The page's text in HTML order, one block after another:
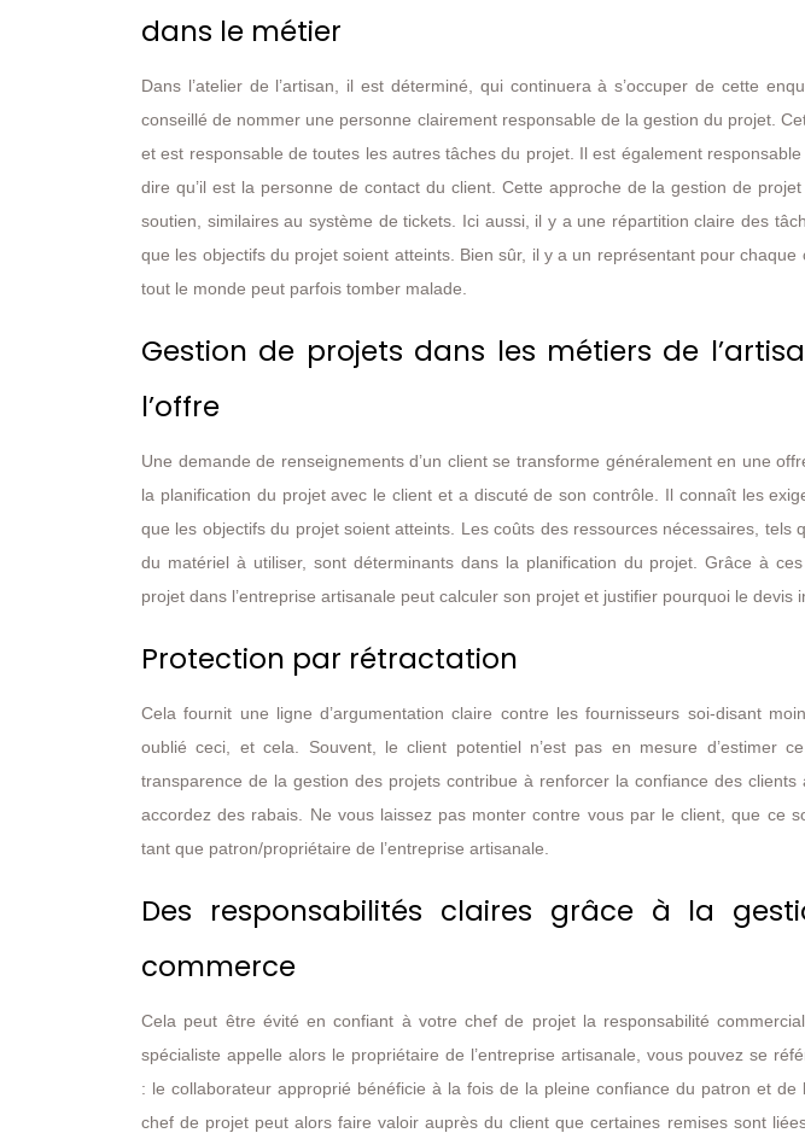
dans le métier
Dans l’atelier de l’artisan, il est déterminé, qui continuera à s’occuper de cette
conseillé de nommer une personne clairement responsable de la gestion du projet.
et est responsable de toutes les autres tâches du projet. Il est également
dire qu’il est la personne de contact du client. Cette approche de la gestion de
soutien, similaires au système de tickets. Ici aussi, il y a une répartition claire des
que les objectifs du projet soient atteints. Bien sûr, il y a un représentant pour
tout le monde peut parfois tomber malade.
Gestion de projets dans les métiers de
l’offre
Une demande de renseignements d’un client se transforme généralement en une
la planification du projet avec le client et a discuté de son contrôle. Il connaît les
que les objectifs du projet soient atteints. Les coûts des ressources nécessaires, tels
du matériel à utiliser, sont déterminants dans la planification du projet. Grâce à
projet dans l’entreprise artisanale peut calculer son projet et justifier pourquoi le devis
Protection par rétractation
Cela fournit une ligne d’argumentation claire contre les fournisseurs soi-disant
oublié ceci, et cela. Souvent, le client potentiel n’est pas en mesure d’estimer
transparence de la gestion des projets contribue à renforcer la confiance des
accordez des rabais. Ne vous laissez pas monter contre vous par le client, que ce
tant que patron/propriétaire de l’entreprise artisanale.
Des responsabilités claires grâce à la
commerce
Cela peut être évité en confiant à votre chef de projet la responsabilité
spécialiste appelle alors le propriétaire de l’entreprise artisanale, vous pouvez se
: le collaborateur approprié bénéficie à la fois de la pleine confiance du patron et
chef de projet peut alors faire valoir auprès du client que certaines remises sont